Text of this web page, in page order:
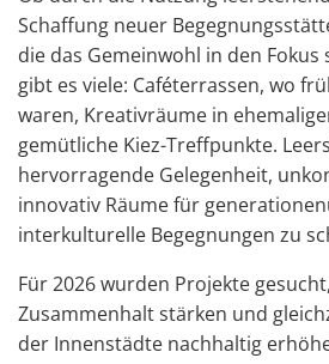
Schaffung neuer
die das Gemeinwohl in den Fokus
gibt es viele: Caféterrassen, wo
waren, Kreativräume in
gemütliche Kiez-Treffpunkte.
hervorragende Gelegenheit,
innovativ Räume für
interkulturelle Begegnungen zu
Für 2026 wurden Projekte
Zusammenhalt stärken und
der Innenstädte nachhaltig